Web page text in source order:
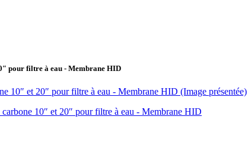
pour filtre à eau - Membrane HID